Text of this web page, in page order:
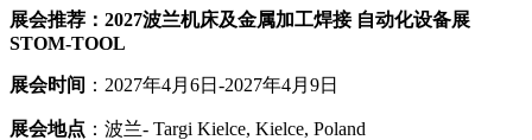
展会推荐：2027波兰机床及金属加工焊接 自动化设备展
STOM-TOOL
展会时间 ：2027年4月6日-2027年4月9日
展会地点 ：波兰- Targi Kielce, Kielce, Poland